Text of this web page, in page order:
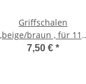
Griffschalen
,beige/braun , für 111
mm
7,50 € *